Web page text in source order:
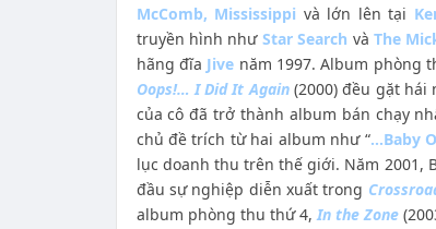
McComb, Mississippi và lớn lên tại
truyền hình như Star Search và The
hãng đĩa Jive năm 1997. Album phòng
Oops!… I Did It Again(2000) đều gặt hái
của cô đã trở thành album bán chạy
chủ đề trích từ hai album như “…Baby
lục doanh thu trên thế giới. Năm 2001,
đầu sự nghiệp diễn xuất trong
album phòng thu thứ 4,In the Zone